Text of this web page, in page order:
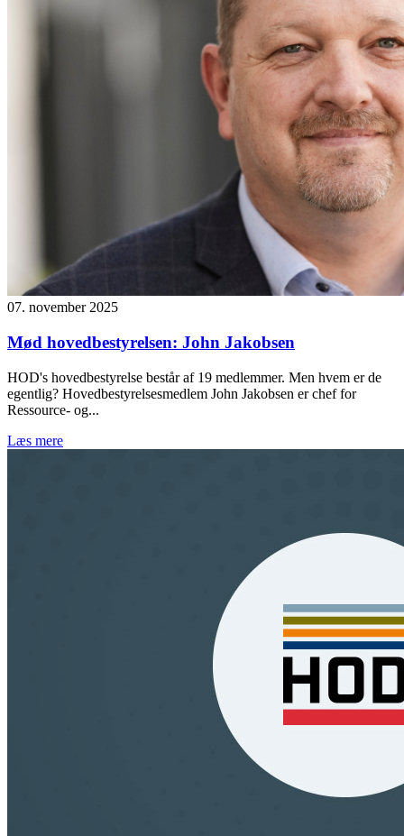
07. november 2025
Mød hovedbestyrelsen: John Jakobsen
HOD's hovedbestyrelse består af 19 medlemmer. Men hvem er de
egentlig? Hovedbestyrelsesmedlem John Jakobsen er chef for
Ressource- og...
Læs mere